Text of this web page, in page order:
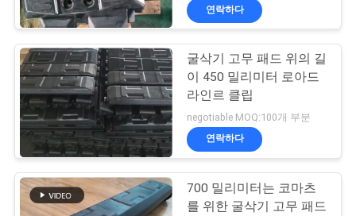
연락하다
굴삭기 고무 패드 위의 길
이 450 밀리미터 로아드
라인르 클립
negotiable MOQ:100개 부분
연락하다
700 밀리미터는 코마츠
를 위한 굴삭기 고무 패드